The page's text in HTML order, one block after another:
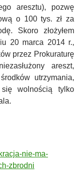
aresztu), pozwę
o 100 tys. zł za
Skoro złożyłem
20 marca 2014 r.,
przez Prokuraturę
areszt,
utrzymania,
wolnością tylko
nie-ma-
zbrodni